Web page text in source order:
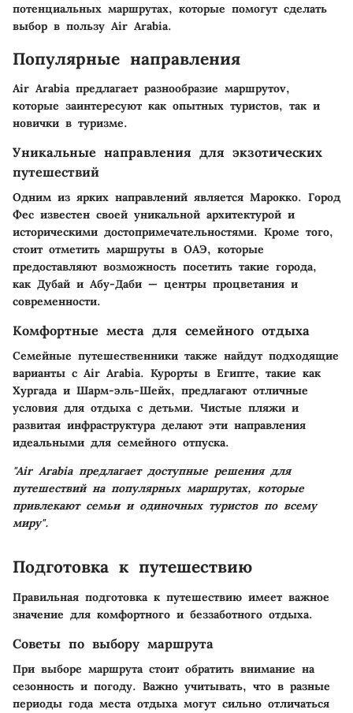
пoтенциальных маршрутах, которые помогут сделать
выбор в пользу Air Arabia.
Популярные направления
Air Arabia предлагает разнообразие маршрутov,
которые заинтересуют как опытных туристов, так и
новички в туризме.
Уникальные направления для экзотических
путешествий
Одним из ярких направлений является Марокко. Город
Фес известен своей уникальной архитектурой и
историческими достопримечательностями. Кроме того,
стоит отметить маршруты в ОАЭ, которые
предоставляют возможность посетить такие города,
как Дубай и Абу-Даби — центры процветания и
современности.
Комфортные места для семейного отдыха
Семейные путешественники также найдут подходящие
варианты с Air Arabia. Курорты в Египте, такие как
Хургада и Шарм-эль-Шейх, предлагают отличные
условия для отдыха с детьми. Чистые пляжи и
развитая инфраструктура делают эти направления
идеальными для семейного отпуска.
"Air Arabia предлагает доступные решения для
путешествий на популярных маршрутах, которые
привлекают семьи и одиночных туристов по всему
миру".
Подготовка к путешествию
Правильная подготовка к путешествию имеет важное
значение для комфортного и беззаботного отдыха.
Советы по выбору маршрута
При выборе маршрута стоит обратить внимание на
сезонность и погоду. Важно учитывать, что в разные
периоды года места отдыха могут сильно отличаться